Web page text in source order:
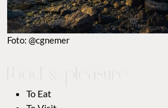
Foto: @cgnemer
To Eat